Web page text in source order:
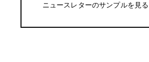
ニュースレターのサンプルを見る